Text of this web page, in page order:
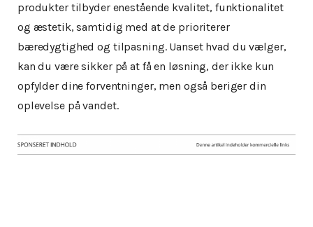
produkter tilbyder enestående kvalitet, funktionalitet
og æstetik, samtidig med at de prioriterer
bæredygtighed og tilpasning. Uanset hvad du vælger,
kan du være sikker på at få en løsning, der ikke kun
opfylder dine forventninger, men også beriger din
oplevelse på vandet.